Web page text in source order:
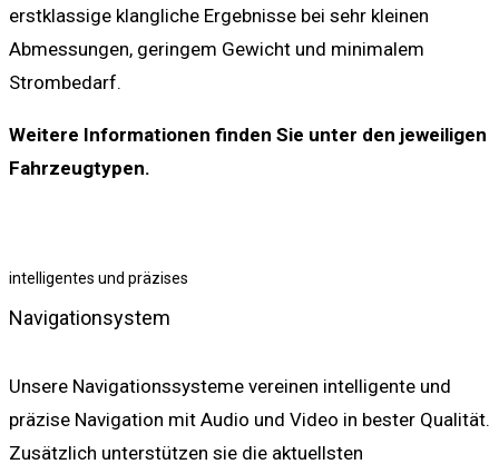
erstklassige klangliche Ergebnisse bei sehr kleinen
Abmessungen, geringem Gewicht und minimalem
Strombedarf.
Weitere Informationen finden Sie unter den jeweiligen
Fahrzeugtypen.
intelligentes und präzises
Navigationsystem
Unsere Navigationssysteme vereinen intelligente und
präzise Navigation mit Audio und Video in bester Qualität.
Zusätzlich unterstützen sie die aktuellsten